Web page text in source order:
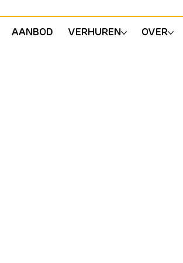
AANBOD VERHUREN OVER